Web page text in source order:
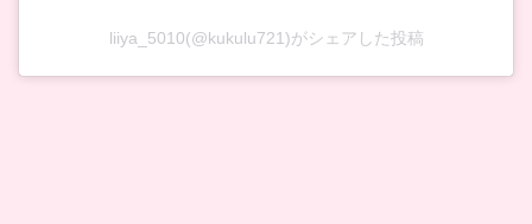
liiya_5010(@kukulu721)がシェアした投稿